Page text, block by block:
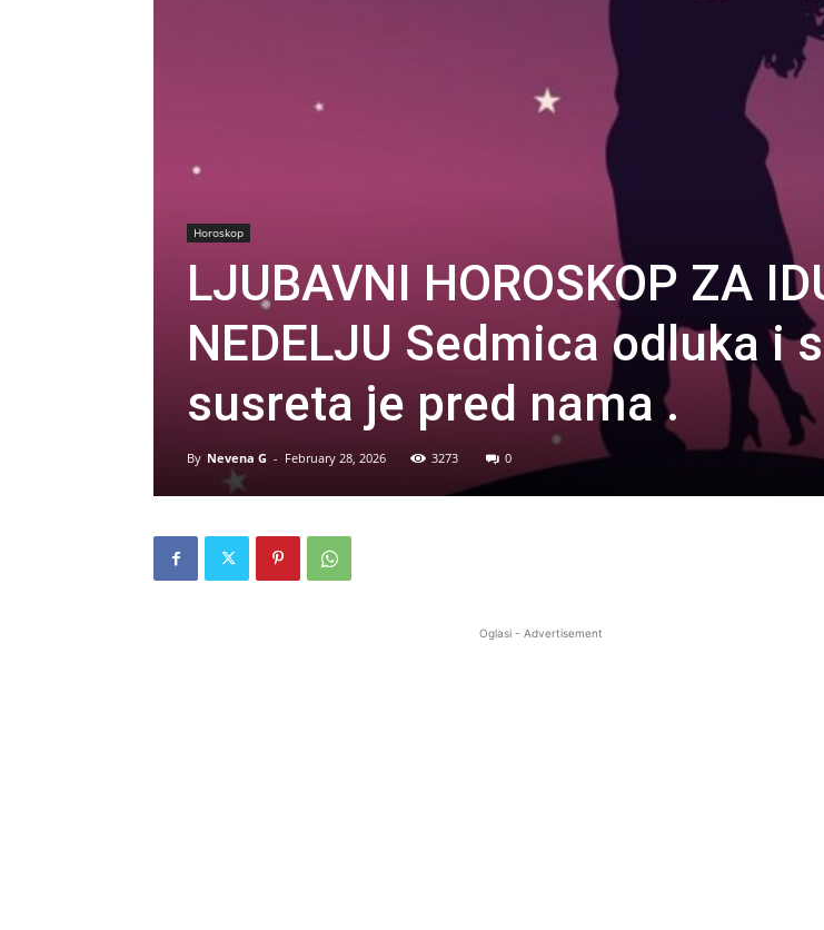
Horoskop
LJUBAVNI HOROSKOP ZA
NEDELJU Sedmica odluka i
susreta je pred nama .
By Nevena G - February 28, 2026 3273 0
Oglasi - Advertisement